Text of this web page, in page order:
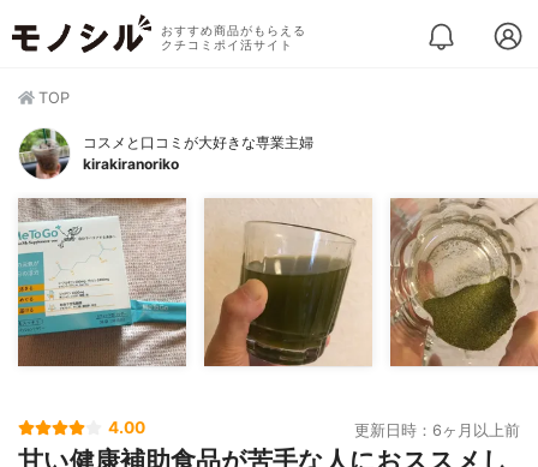
おすすめ商品がもらえる
クチコミポイ活サイト
TOP
コスメと口コミが大好きな専業主婦
kirakiranoriko
4.00 更新日時：6ヶ月以上前
甘い健康補助食品が苦手な人におススメし